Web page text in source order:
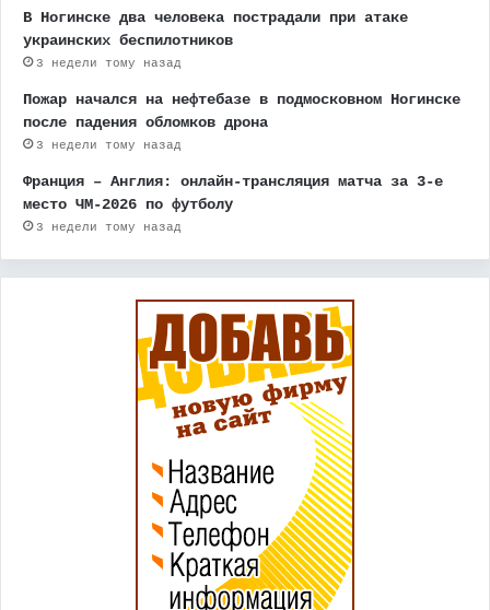
В Ногинске два человека пострадали при атаке
украинских беспилотников
3 недели тому назад
Пожар начался на нефтебазе в подмосковном Ногинске
после падения обломков дрона
3 недели тому назад
Франция – Англия: онлайн-трансляция матча за 3-е
место ЧМ-2026 по футболу
3 недели тому назад